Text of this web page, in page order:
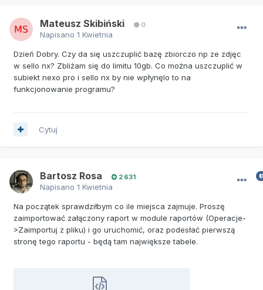
Mateusz Skibiński 0
Napisano 1 Kwietnia
Dzień Dobry. Czy da się uszczuplić bazę zbiorczo np ze zdjęc
w sello nx? Zbliżam się do limitu 10gb. Co można uszczuplić w
subiekt nexo pro i sello nx by nie wpłynęlo to na
funkcjonowanie programu?
Cytuj
Bartosz Rosa 2 631
Napisano 1 Kwietnia
Na początek sprawdziłbym co ile miejsca zajmuje. Proszę
zaimportować załączony raport w module raportów (Operacje-
>Zaimportuj z pliku) i go uruchomić, oraz podesłać pierwszą
stronę tego raportu - będą tam największe tabele.